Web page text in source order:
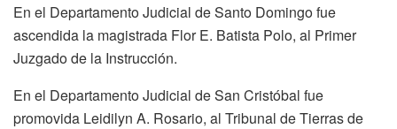
En el Departamento Judicial de Santo Domingo fue
ascendida la magistrada Flor E. Batista Polo, al Primer
Juzgado de la Instrucción.
En el Departamento Judicial de San Cristóbal fue
promovida Leidilyn A. Rosario, al Tribunal de Tierras de